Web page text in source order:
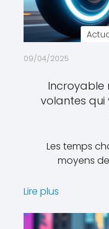
09/04/2025
Incroyable
volantes qui
Les temps
moyens
Lire plus